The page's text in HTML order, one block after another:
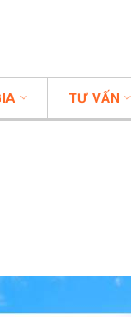
TƯ VẤN